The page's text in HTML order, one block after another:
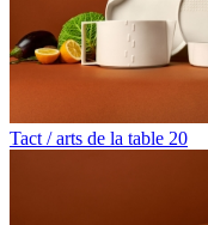
Tact / arts de la table 20